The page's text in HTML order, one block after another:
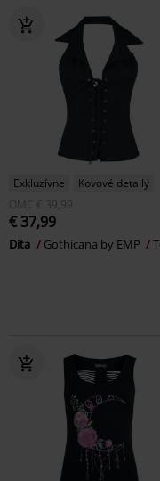
Exkluzívne
Kovové detaily
OMC € 39,99
€ 37,99
Dita Gothicana by EMP